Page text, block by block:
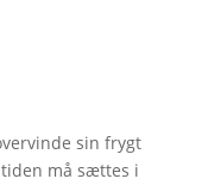
sin frygt
må sættes i